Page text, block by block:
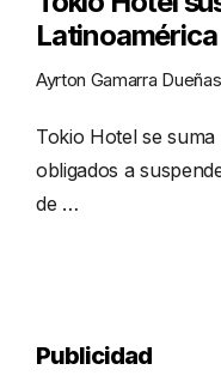
Latinoamérica
Ayrton Gamarra Dueñas
Tokio Hotel se
obligados a
de …
Publicidad